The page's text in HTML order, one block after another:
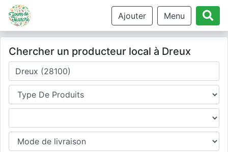
Ajouter Menu
Chercher un producteur local à Dreux
Où cherchez-vous un producteur ?
Type de produits
Produits
Mode de livraison